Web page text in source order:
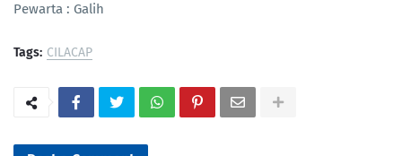
Pewarta : Galih
Tags: CILACAP